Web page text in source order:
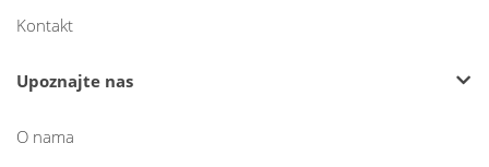
Kontakt
Upoznajte nas
O nama